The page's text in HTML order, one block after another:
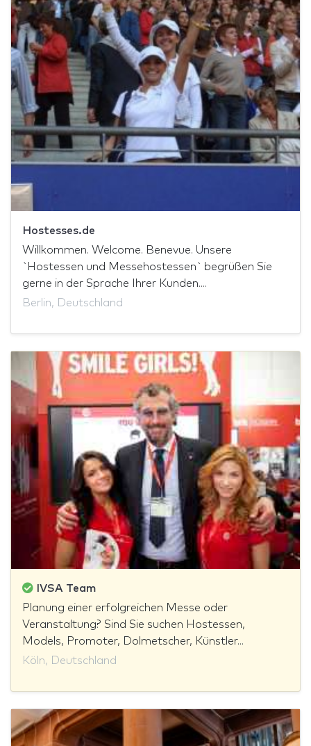
Hostesses.de
Willkommen. Welcome. Benevue. Unsere
`Hostessen und Messehostessen` begrüßen Sie
gerne in der Sprache Ihrer Kunden....
Berlin, Deutschland
IVSA Team
Planung einer erfolgreichen Messe oder
Veranstaltung? Sind Sie suchen Hostessen,
Models, Promoter, Dolmetscher, Künstler...
Köln, Deutschland